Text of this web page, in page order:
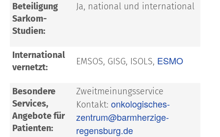
Beteiligung
Sarkom-
Studien:
Ja, national und international
International
vernetzt:
EMSOS, GISG, ISOLS, ESMO
Besondere
Services,
Angebote für
Patienten:
Zweitmeinungsservice
Kontakt: onkologisches-
zentrum@barmherzige-
regensburg.de